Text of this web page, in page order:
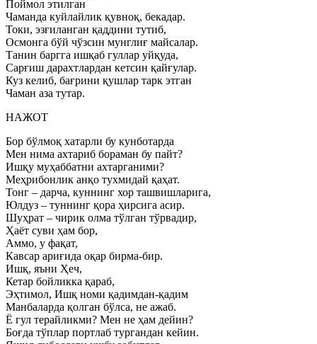
Поймол этилган
Чаманда куйлайлик қувноқ, бекадар.
Токи, эзғиланган қаддини тутиб,
Осмонга бўй чўзсин мунглиғ майсалар.
Танин баргга ишқаб гуллар уйқуда,
Сарғиш дарахтлардан кетсин қайғулар.
Куз келиб, бағрини қушлар тарк этган
Чаман аза тутар.
НАЖОТ
Бор бўлмоқ хатарли бу кунботарда
Мен нима ахтариб бораман бу пайт?
Ишқу муҳаббатни ахтарганими?
Меҳрибонлик анқо тухмидай қаҳат.
Тонг – дарча, куннинг хор ташвишларига,
Юлдуз – туннинг қора ҳирсига асир.
Шуҳрат – чирик олма тўлган тўрвадир,
Ҳаёт суви ҳам бор,
Аммо, у фақат,
Кавсар ариғида оқар бирма-бир.
Ишқ, яъни Ҳеч,
Кетар бойликка қараб,
Эҳтимол, Ишқ номи қадимдан-қадим
Манбаларда қолган бўлса, не ажаб.
Ё гул терайликми? Мен не ҳам дейин?
Боғда тўплар портлаб тургандан кейин.